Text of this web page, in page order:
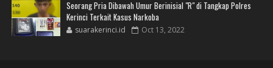
Seorang Pria Dibawah Umur Berinisial "R" di Tangkap Polres
Kerinci Terkait Kasus Narkoba
suarakerinci.id Oct 13, 2022